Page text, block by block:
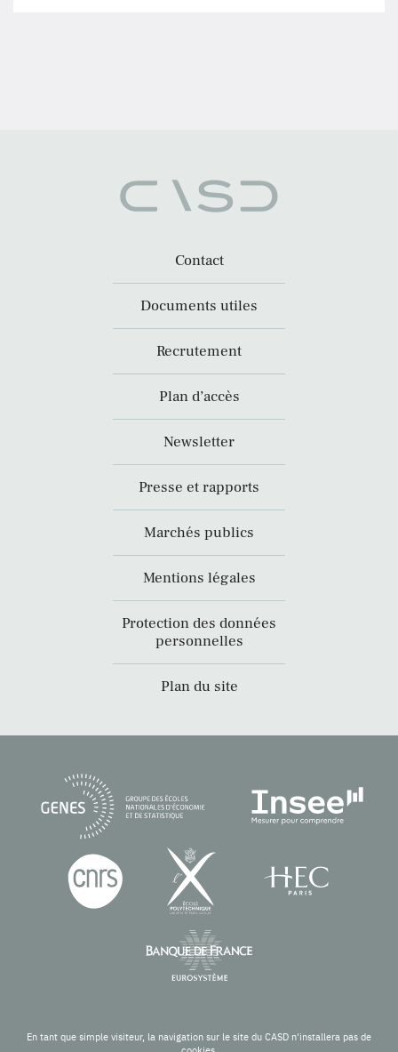
Contact
Documents utiles
Recrutement
Plan d’accès
Newsletter
Presse et rapports
Marchés publics
Mentions légales
Protection des données
personnelles
Plan du site
En tant que simple visiteur, la navigation sur le site du CASD n'installera pas de